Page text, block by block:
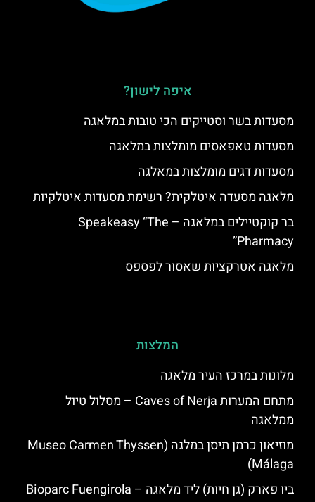
איפה לישון?
מסעדות בשר וסטייקים הכי טובות במלאגה
מסעדות טאפאסים מומלצות במלאגה
מסעדות דגים מומלצות במאלגה
מלאגה מסעדה איטלקית? רשימת מסעדות איטלקיות
בר קוקטיילים במלאגה – Speakeasy “The
Pharmacy”
מלאגה אטרקציות שאסור לפספס
המלצות
מלונות במרכז העיר מלאגה
מתחם המערות Caves of Nerja – מסלול טיול
ממלאגה
מוזיאון כרמן תיסן במלגה (Museo Carmen Thyssen
Málaga)
ביו פארק (גן חיות) ליד מלאגה – Bioparc Fuengirola